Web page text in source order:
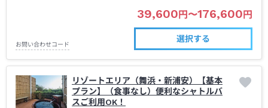
39,600円〜176,600円
お問い合わせコード
選択する
リゾートエリア（舞浜・新浦安）【基本
プラン】（食事なし）便利なシャトルバ
スご利用OK！